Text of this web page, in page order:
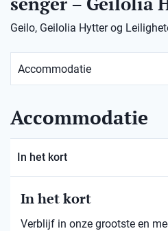
Geilo, Geilolia Hytter og
Accommodatie
In het kort
In het kort
Verblijf in onze grootste en